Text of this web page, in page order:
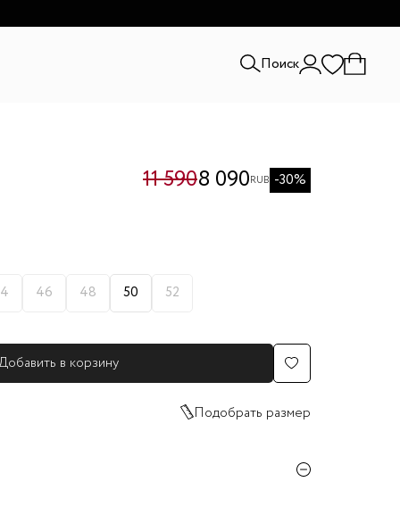
Поиск
11 5908 090RUB -30%
46 48 50 52
в корзину
Подобрать размер